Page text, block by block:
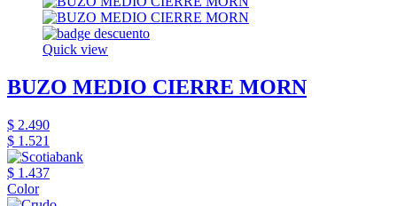
Quick view
BUZO MEDIO CIERRE MORN
$ 2.490
$ 1.521
$ 1.437
Color